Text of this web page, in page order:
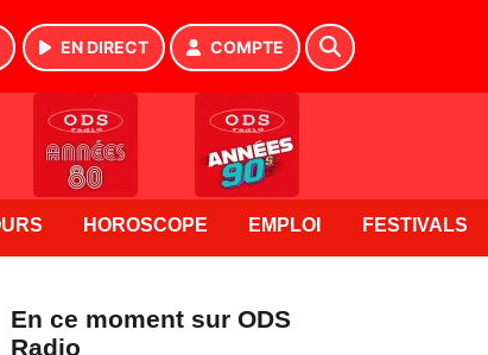
EN DIRECT COMPTE
HOROSCOPE EMPLOI FESTIVALS
En ce moment sur ODS
Radio